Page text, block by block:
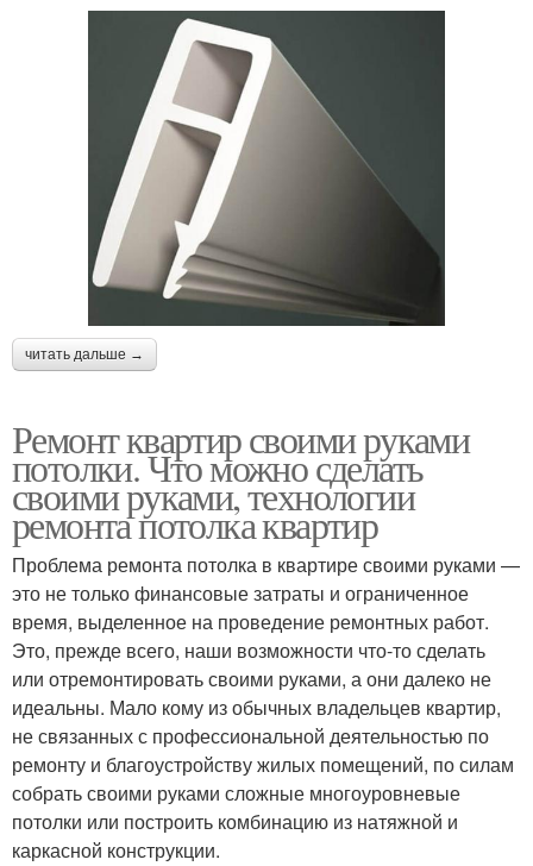
читать дальше →
Ремонт квартир своими руками
потолки. Что можно сделать
своими руками, технологии
ремонта потолка квартир
Проблема ремонта потолка в квартире своими руками —
это не только финансовые затраты и ограниченное
время, выделенное на проведение ремонтных работ.
Это, прежде всего, наши возможности что-то сделать
или отремонтировать своими руками, а они далеко не
идеальны. Мало кому из обычных владельцев квартир,
не связанных с профессиональной деятельностью по
ремонту и благоустройству жилых помещений, по силам
собрать своими руками сложные многоуровневые
потолки или построить комбинацию из натяжной и
каркасной конструкции.